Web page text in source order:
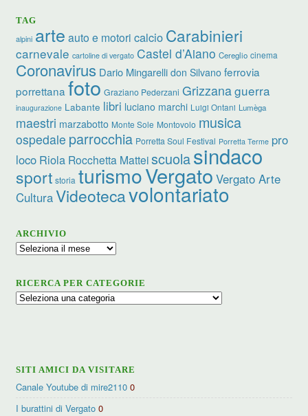
TAG
alpini arte auto e motori calcio Carabinieri
carnevale cartoline di vergato Castel d’Aiano Cereglio cinema
Coronavirus Dario Mingarelli don Silvano ferrovia
porrettanafoto Graziano Pederzani Grizzanaguerra
inaugurazione Labante libri luciano marchi Luigi Ontani Lumèga
maestri marzabotto Monte Sole Montovolo musica
ospedale parrocchia Porretta Soul Festival Porretta Terme pro
loco Riola Rocchetta Matteiscuolasindaco
sport storia turismoVergato Vergato Arte
CulturaVideotecavolontariato
ARCHIVIO
Archivio
RICERCA PER CATEGORIE
Ricerca
SITI AMICI DA VISITARE
Canale Youtube di mire2110 0
I burattini di Vergato 0